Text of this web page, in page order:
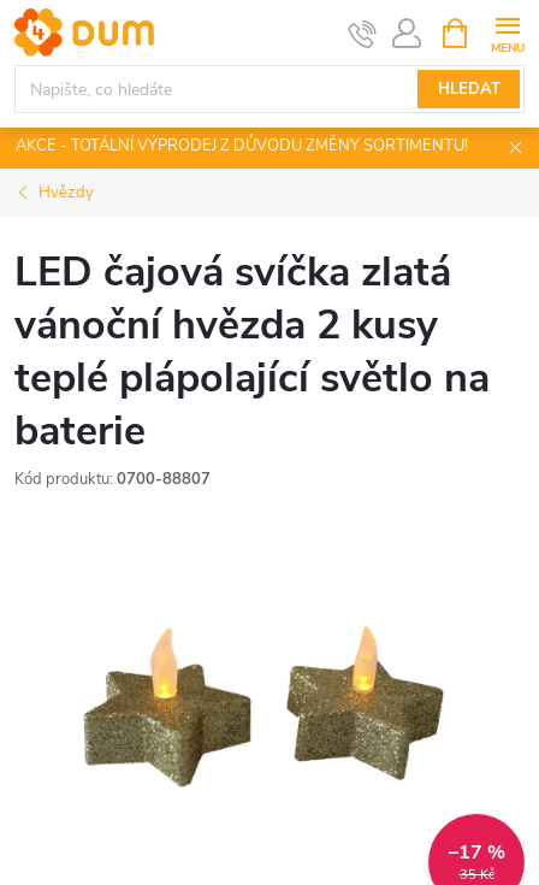
Přejít
na
obsah
HLEDAT
NÁKUPNÍ
KOŠÍK
AKCE - TOTÁLNÍ VÝPRODEJ Z DŮVODU ZMĚNY SORTIMENTU!
Hvězdy
LED čajová svíčka zlatá
vánoční hvězda 2 kusy
teplé plápolající světlo na
baterie
Kód produktu: 0700-88807
35 Kč
–17 %